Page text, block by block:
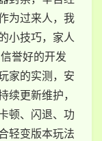
为过来人，我
小技巧，家人
誉好的开发
家的实测，安
续更新维护，
顿、闪退、功
轻变版本玩法